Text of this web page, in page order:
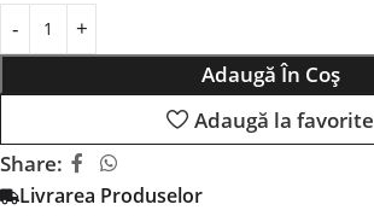
Adaugă În Coș
Adaugă la favorite
Share:
Livrarea Produselor